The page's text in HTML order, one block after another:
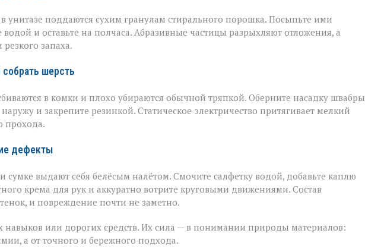
унитазе поддаются сухим гранулам стирального порошка. Посыпьте ими
и оставьте на полчаса. Абразивные частицы разрыхляют отложения, а
запаха.
собрать шерсть
в комки и плохо убираются обычной тряпкой. Оберните насадку швабры
и закрепите резинкой. Статическое электричество притягивает мелкий
прохода.
дефекты
выдают себя белёсым налётом. Смочите салфетку водой, добавьте каплю
крема для рук и аккуратно вотрите круговыми движениями. Состав
и повреждение почти не заметно.
или дорогих средств. Их сила — в понимании природы материалов:
а от точного и бережного подхода.